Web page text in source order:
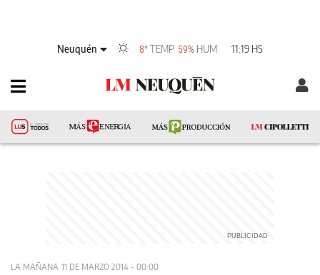
Neuquén 8°TEMP 59% HUM 11:19 HS
LA MAÑANA 11 DE MARZO 2014 - 00:00